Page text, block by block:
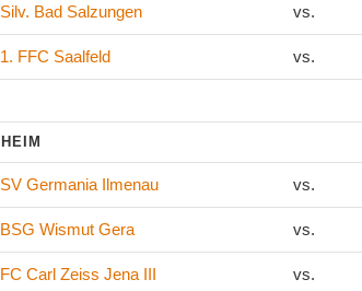
Silv. Bad Salzungen vs.
1. FFC Saalfeld vs.
HEIM
SV Germania Ilmenau vs.
BSG Wismut Gera vs.
FC Carl Zeiss Jena III vs.